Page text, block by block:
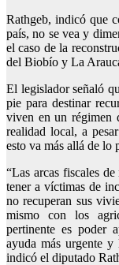
Rathgeb, indicó que
país, no se vea y
el caso de la
del Biobío y La
El legislador señaló
pie para destinar
viven en un régimen
realidad local, a
esto va más allá de lo
“Las arcas fiscales
tener a víctimas de
no recuperan sus
mismo con los
pertinente es poder
ayuda más urgente y
indicó el diputado